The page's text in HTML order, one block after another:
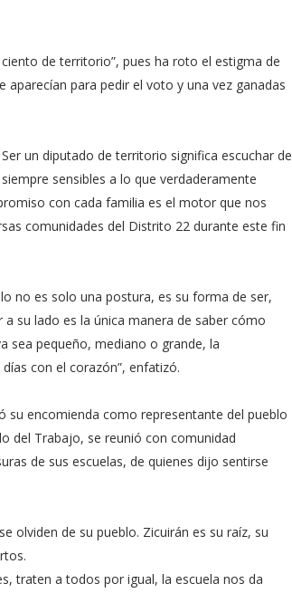
de territorio”, pues ha roto el estigma de
aparecían para pedir el voto y una vez ganadas
un diputado de territorio significa escuchar de
sensibles a lo que verdaderamente
con cada familia es el motor que nos
comunidades del Distrito 22 durante este fin
no es solo una postura, es su forma de ser,
su lado es la única manera de saber cómo
sea pequeño, mediano o grande, la
con el corazón”, enfatizó.
su encomienda como representante del pueblo
del Trabajo, se reunió con comunidad
de sus escuelas, de quienes dijo sentirse
olviden de su pueblo. Zicuirán es su raíz, su
traten a todos por igual, la escuela nos da